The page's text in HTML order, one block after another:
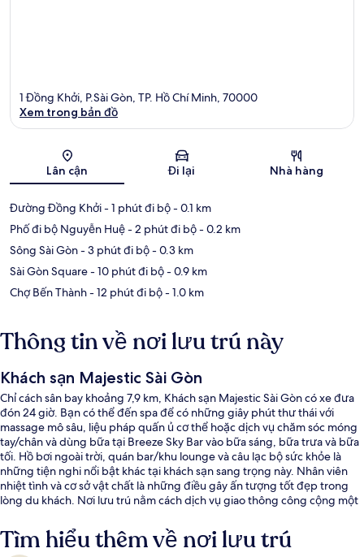
Bản đồ
1 Đồng Khởi, P.Sài Gòn, TP. Hồ Chí Minh, 70000
Xem trong bản đồ
Lân cận Đi lại Nhà hàng
Đường Đồng Khởi- 1 phút đi bộ- 0.1 km
Phố đi bộ Nguyễn Huệ- 2 phút đi bộ- 0.2 km
Sông Sài Gòn- 3 phút đi bộ- 0.3 km
Sài Gòn Square- 10 phút đi bộ- 0.9 km
Chợ Bến Thành- 12 phút đi bộ- 1.0 km
Thông tin về nơi lưu trú này
Khách sạn Majestic Sài Gòn
Chỉ cách sân bay khoảng 7,9 km, Khách sạn Majestic Sài Gòn có xe đưa
đón 24 giờ. Bạn có thể đến spa để có những giây phút thư thái với
massage mô sâu, liệu pháp quấn ủ cơ thể hoặc dịch vụ chăm sóc móng
tay/chân và dùng bữa tại Breeze Sky Bar vào bữa sáng, bữa trưa và bữa
tối. Hồ bơi ngoài trời, quán bar/khu lounge và câu lạc bộ sức khỏe là
những tiện nghi nổi bật khác tại khách sạn sang trọng này. Nhân viên
nhiệt tình và cơ sở vật chất là những điều gây ấn tượng tốt đẹp trong
lòng du khách. Nơi lưu trú nằm cách dịch vụ giao thông công cộng một
Ba Son 12 phút.
Tìm hiểu thêm về nơi lưu trú